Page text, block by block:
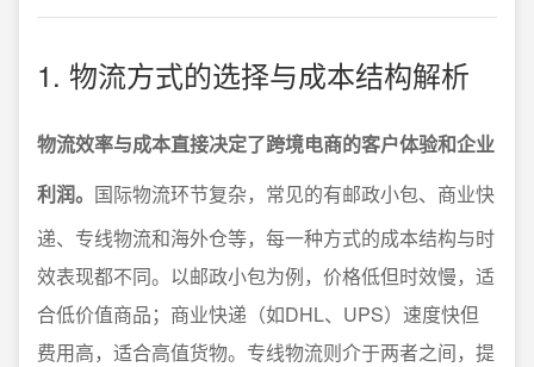
1. 物流方式的选择与成本结构解析
物流效率与成本直接决定了跨境电商的客户体验和企业
利润。 国际物流环节复杂，常见的有邮政小包、商业快
递、专线物流和海外仓等，每一种方式的成本结构与时
效表现都不同。以邮政小包为例，价格低但时效慢，适
合低价值商品；商业快递（如DHL、UPS）速度快但
费用高，适合高值货物。专线物流则介于两者之间，提